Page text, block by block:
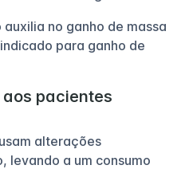
no ganho de massa
para ganho de
pacientes
alterações
levando a um consumo